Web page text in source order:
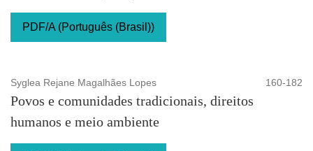
PDF/A (Português (Brasil))
Syglea Rejane Magalhães Lopes 160-182
Povos e comunidades tradicionais, direitos
humanos e meio ambiente